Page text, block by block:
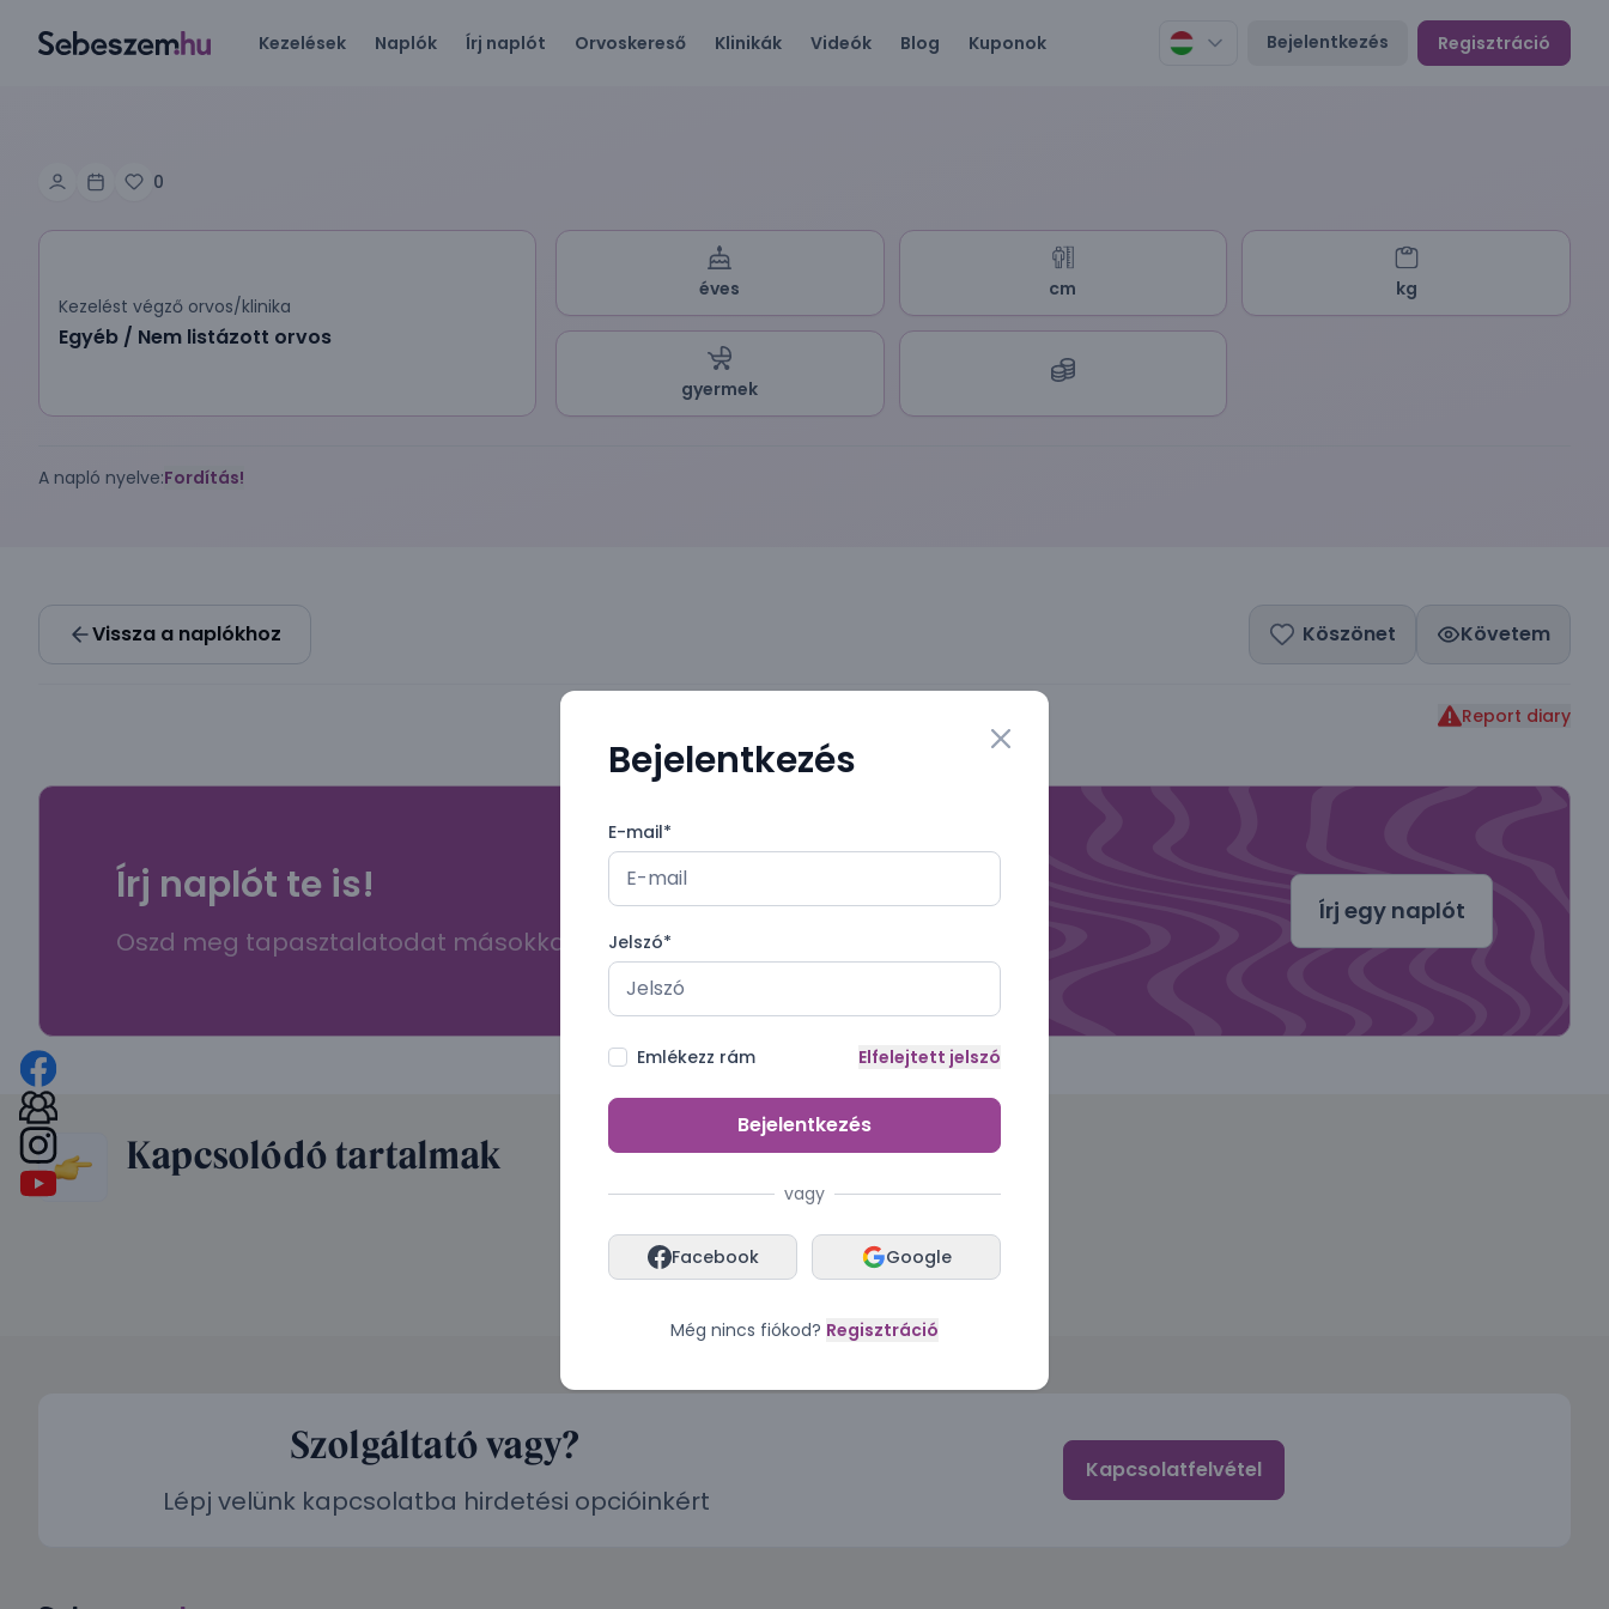
Bejelentkezés Regisztráció
Kezelések Naplók Írj naplót Orvoskereső Klinikák Videók Blog Kuponok
0
Kezelést végző orvos/klinika
Egyéb / Nem listázott orvos
éves cm kg
gyermek
A napló nyelve:Fordítás!
Vissza a naplókhoz Köszönet Követem
Report diary
Írj naplót te is!
Oszd meg tapasztalatodat másokkal
Írj egy naplót
Kapcsolódó tartalmak
Szolgáltató vagy?
Lépj velünk kapcsolatba hirdetési opcióinkért
Kapcsolatfelvétel
Bejelentkezés Close modal
E-mail*
Jelszó*
Emlékezz rám Elfelejtett jelszó
Bejelentkezés
vagy
Facebook Google
Még nincs fiókod? Regisztráció